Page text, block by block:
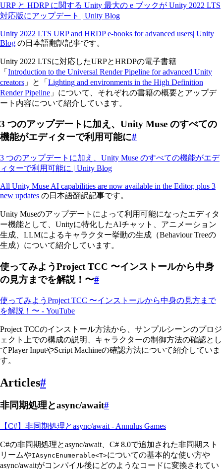
URP と HDRP に関する Unity 最大の e ブックが Unity 2022 LTS
対応版にアップデート | Unity Blog
Unity 2022 LTS URP and HRDP e-books for advanced users| Unity
Blog の日本語翻訳記事です。
Unity 2022 LTSに対応したURPとHRDPの電子書籍
「 Introduction to the Universal Render Pipeline for advanced Unity
creators 」と「 Lighting and environments in the High Definition
Render Pipeline 」について、それぞれの書籍の概要とアップデ
ート内容について紹介しています。
3 つのアップデートに加え、Unity Muse のすべての
機能がエディターで利用可能に#
3 つのアップデートに加え、Unity Muse のすべての機能がエデ
ィターで利用可能に | Unity Blog
All Unity Muse AI capabilities are now available in the Editor, plus 3
new updates の日本語翻訳記事です。
Unity Museのアップデートによって利用可能になったエディタ
ー機能として、Unityに特化したAIチャット、アニメーション
生成、LLMによるキャラクター挙動の生成（Behaviour Treeの
生成）について紹介しています。
使ってみようProject TCC 〜インストールから中身
の見方までを解説！〜#
使ってみようProject TCC 〜インストールから中身の見方まで
を解説！〜 - YouTube
Project TCCのインストール方法から、サンプルシーンのプロジ
ェクト上での構成の説明、キャラクターの制御方法の確認とし
てPlayer InputやScript Machineの確認方法について紹介していま
す。
Articles#
非同期処理とasync/await#
【C#】非同期処理とasync/await - Annulus Games
C#の非同期処理とasync/await、C# 8.0で追加された非同期スト
リームやIAsyncEnumerable<T>についての基本的な使い方や
async/awaitがコンパイル後にどのようなコードに変換されてい